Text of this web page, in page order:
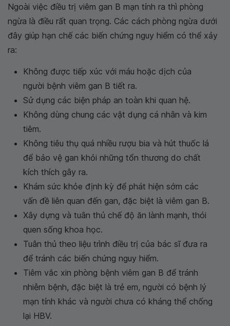
Ngoài việc điều trị viêm gan B mạn tính ra thì phòng
ngừa là điều rất quan trọng. Các cách phòng ngừa dưới
đây giúp hạn chế các biến chứng nguy hiểm có thể xảy
ra:
Không được tiếp xúc với máu hoặc dịch của
người bệnh viêm gan B tiết ra.
Sử dụng các biện pháp an toàn khi quan hệ.
Không dùng chung các vật dụng cá nhân và kim
tiêm.
Không tiêu thụ quá nhiều rượu bia và hút thuốc lá
để bảo vệ gan khỏi những tổn thương do chất
kích thích gây ra.
Khám sức khỏe định kỳ để phát hiện sớm các
vấn đề liên quan đến gan, đặc biệt là viêm gan B.
Xây dựng và tuân thủ chế độ ăn lành mạnh, thói
quen sống khoa học.
Tuân thủ theo liệu trình điều trị của bác sĩ đưa ra
để tránh các biến chứng nguy hiểm.
Tiêm vắc xin phòng bệnh viêm gan B để tránh
nhiễm bệnh, đặc biệt là trẻ em, người có bệnh lý
mạn tính khác và người chưa có kháng thể chống
lại HBV.